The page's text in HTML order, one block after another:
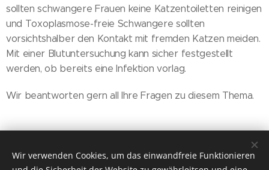
sollten schwangere Frauen keine Katzentoiletten reinigen
und Toxoplasmose-freie Schwangere sollten
vorsichtshalber den Kontakt mit fremden Katzen meiden.
Mit einer Blutuntersuchung kann sicher festgestellt
werden, ob bereits eine Infektion vorlag.
Wir beantworten gern all Ihre Fragen zu diesem Thema.
Zurück zuTipps & Information
Wir verwenden Cookies, um das einwandfreie Funktionieren